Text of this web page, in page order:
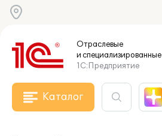
Отраслевые
и специализированные
1С:Предприятие
Каталог